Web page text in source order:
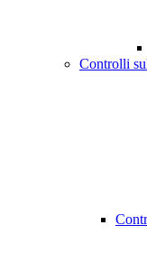
Controlli